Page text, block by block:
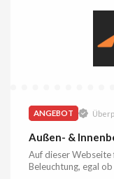
ANGEBOT
Außen- &
Auf dieser Webseite
Beleuchtung, egal